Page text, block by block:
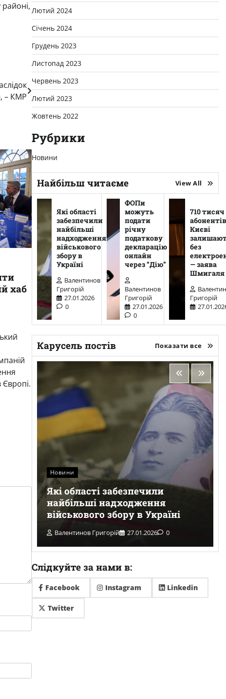
– КМР
хаб
Лютий 2024
Січень 2024
Грудень 2023
Листопад 2023
Червень 2023
Лютий 2023
Жовтень 2022
Рубрики
Новини
Найбільш читаєме View All
Які області
забезпечили
найбільші
надходження
військового
збору в
Україні
Валентинов
Григорій
27.01.2026
0
ФОПи
можуть
подати
річну
податкову
декларацію
онлайн
через “Дію”
Валентинов
Григорій
27.01.2026
0
710 тисяч
Києві
без
— заява
Шмигаля
Григорій
Карусель постів Показати все
Новини
Які області забезпечили
найбільші надходження
військового збору в Україні
Валентинов Григорій 27.01.2026 0
Слідкуйте за нами в:
Facebook Instagram Linkedin
Twitter